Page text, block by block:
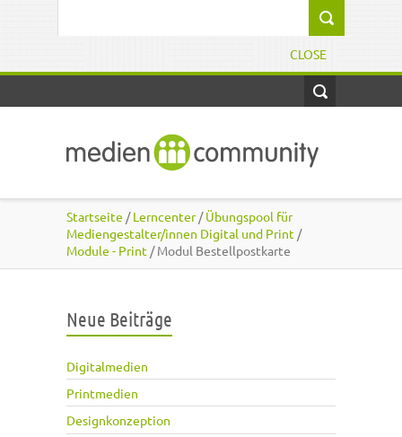
CLOSE
Startseite /Lerncenter/Übungspool für
Mediengestalter/innen Digital und Print /
Module - Print / Modul Bestellpostkarte
Neue Beiträge
Digitalmedien
Printmedien
Designkonzeption